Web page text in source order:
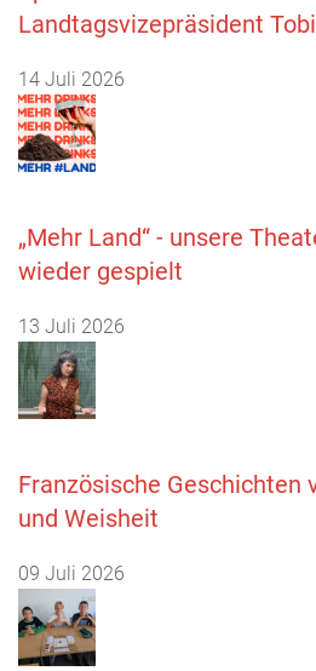
Landtagsvizepräsident
14 Juli 2026
„Mehr Land“ - unsere
wieder gespielt
13 Juli 2026
Französische Geschichten
und Weisheit
09 Juli 2026